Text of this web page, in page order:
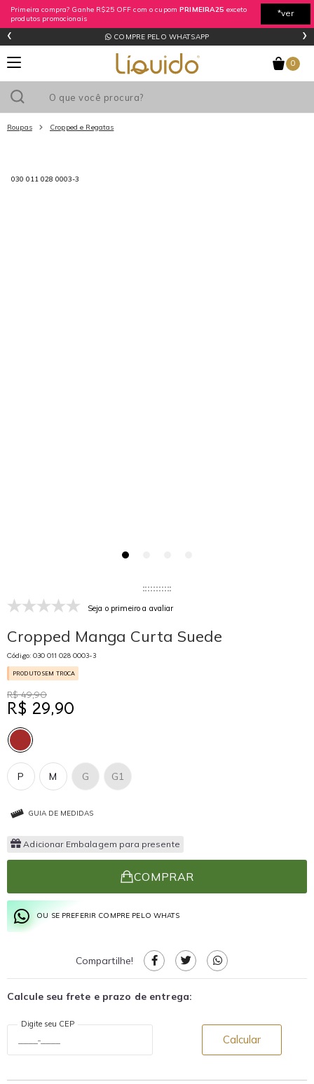
Primeira compra? Ganhe R$25 OFF com o cupomPRIMEIRA25 exceto
produtos promocionais
*ver
COMPRE PELO WHATSAPP
‹ ›
0
Roupas Cropped e Regatas
030 011 028 0003-3
Seja o primeiro a avaliar
Cropped Manga Curta Suede
Código: 030 011 028 0003-3
PRODUTO SEM TROCA
R$ 49,90
R$ 29,90
G G1
M
P
GUIA DE MEDIDAS
Adicionar Embalagem para presente
COMPRAR
OU SE PREFERIR COMPRE PELO WHATS
Compartilhe!
Calcule seu frete e prazo de entrega:
Digite seu CEP
Calcular